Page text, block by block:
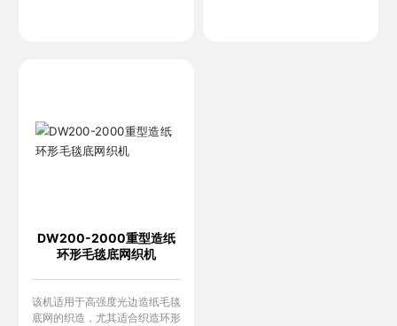
DW200-2000重型造纸
环形毛毯底网织机
该机适用于高强度光边造纸毛毯
底网的织造，尤其适合织造环形